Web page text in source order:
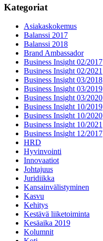
Kategoriat
Asiakaskokemus
Balanssi 2017
Balanssi 2018
Brand Ambassador
Business Insight 02/2017
Business Insight 02/2021
Business Insight 03/2018
Business Insight 03/2019
Business Insight 03/2020
Business Insight 10/2019
Business Insight 10/2020
Business Insight 10/2021
Business Insight 12/2017
HRD
Hyvinvointi
Innovaatiot
Johtajuus
Juridiikka
Kansainvälistyminen
Kasvu
Kehitys
Kestävä liiketoiminta
Kesäaika 2019
Kolumnit